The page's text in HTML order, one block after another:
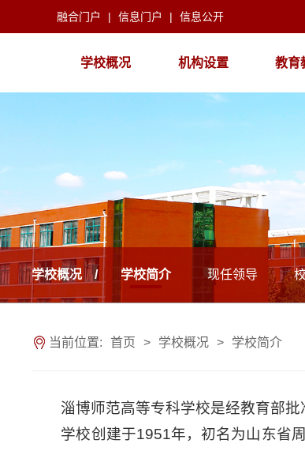
融合门户 | 信息门户 | 信息公开
学校概况 机构设置 教育
学校概况 / 学校简介 现任领导
当前位置: 首页 > 学校概况 > 学校简介
淄博师范高等专科学校是经教育部
学校创建于1951年，初名为山东省